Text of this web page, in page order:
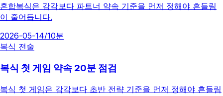
혼합복식은 감각보다 파트너 약속 기준을 먼저 정해야 흔들림
이 줄어듭니다.
2026-05-14/10분
복식 전술
복식 첫 게임 약속 20분 점검
복식 첫 게임은 감각보다 초반 전략 기준을 먼저 정해야 흔들림